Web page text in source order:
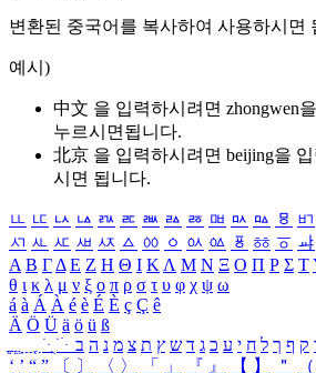
변환된 중국어를 복사하여 사용하시면
예시)
中文 을 입력하시려면 zhongwen
누르시면됩니다.
北京 을 입력하시려면 beijing을
시면 됩니다.
ㅥ ㅦ ㅧ ㅨ ㅩ ㅪ ㅫ ㅬ ㅭ ㅮ ㅯ ㅰ ㅱ ㅲ
ㅺ ㅻ ㅼ ㅽ ㅾ ㅿ ㆀ ㆁ ㆂ ㆃ ㆄ ㆅ ㆆ ㆇ
Α Β ΓΔ Ε Ζ Η Θ Ι ΚΛ Μ Ν Ξ Ο Π Ρ Σ Τ
θ ι κ λ μ ν ξ ο π ρ σ τ υ φ χ ψ ω
á à Á À é è É È ç Ç ê
Ä Ö Ü ä ö ü ß
ִֶֹ ֻּ ׁׂ ק ף ך ל ח י ע כ ג ד ש ץ ת צ מ נ ה ב
‘ ’ “ ” 〔 〕 〈 〉 「 」 『 』 【 】 ＂ （